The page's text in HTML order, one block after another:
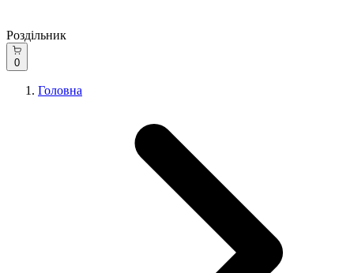
Роздільник
0
Головна